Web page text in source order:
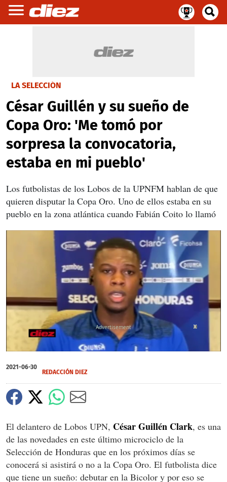
LA SELECCIÓN
César Guillén y su sueño de
Copa Oro: 'Me tomó por
sorpresa la convocatoria,
estaba en mi pueblo'
Los futbolistas de los Lobos de la UPNFM hablan de que
quieren disputar la Copa Oro. Uno de ellos estaba en su
pueblo en la zona atlántica cuando Fabián Coito lo llamó
of
1
36
seconds
X
X
2021-06-30
REDACCIÓN DIEZ
El delantero de Lobos UPN, César Guillén Clark, es una
de las novedades en este último microciclo de la
Selección de Honduras que en los próximos días se
conocerá si asistirá o no a la Copa Oro. El futbolista dice
que tiene un sueño: debutar en la Bicolor y por eso se